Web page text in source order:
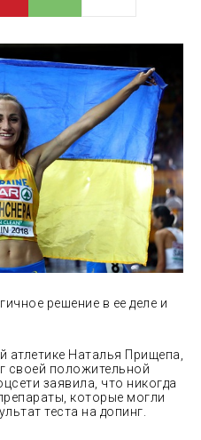
решение в ее деле и
атлетике Наталья Прищепа,
своей положительной
заявила, что никогда
которые могли
теста на допинг.